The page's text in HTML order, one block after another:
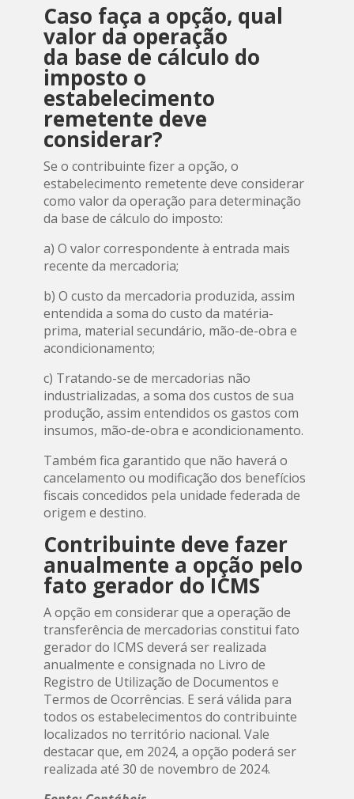
Caso faça a opção, qual
valor da operação
da base de cálculo do
imposto o
estabelecimento
remetente deve
considerar?
Se o contribuinte fizer a opção, o
estabelecimento remetente deve considerar
como valor da operação para determinação
da base de cálculo do imposto:
a) O valor correspondente à entrada mais
recente da mercadoria;
b) O custo da mercadoria produzida, assim
entendida a soma do custo da matéria-
prima, material secundário, mão-de-obra e
acondicionamento;
c) Tratando-se de mercadorias não
industrializadas, a soma dos custos de sua
produção, assim entendidos os gastos com
insumos, mão-de-obra e acondicionamento.
Também fica garantido que não haverá o
cancelamento ou modificação dos benefícios
fiscais concedidos pela unidade federada de
origem e destino.
Contribuinte deve fazer
anualmente a opção pelo
fato gerador do ICMS
A opção em considerar que a operação de
transferência de mercadorias constitui fato
gerador do ICMS deverá ser realizada
anualmente e consignada no Livro de
Registro de Utilização de Documentos e
Termos de Ocorrências. E será válida para
todos os estabelecimentos do contribuinte
localizados no território nacional. Vale
destacar que, em 2024, a opção poderá ser
realizada até 30 de novembro de 2024.